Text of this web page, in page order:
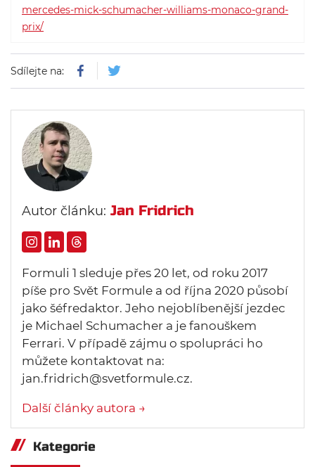
mercedes-mick-schumacher-williams-monaco-grand-
prix/
Sdílejte na:
Autor článku: Jan Fridrich
Formuli 1 sleduje přes 20 let, od roku 2017
píše pro Svět Formule a od října 2020 působí
jako šéfredaktor. Jeho nejoblíbenější jezdec
je Michael Schumacher a je fanouškem
Ferrari. V případě zájmu o spolupráci ho
můžete kontaktovat na:
jan.fridrich@svetformule.cz.
Další články autora →
Kategorie